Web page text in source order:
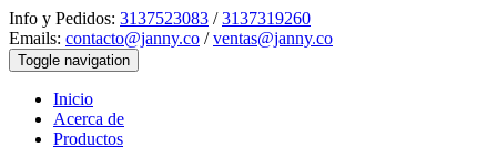
Info y Pedidos: 3137523083 /3137319260
Emails: contacto@janny.co /ventas@janny.co
Toggle navigation
Inicio
Acerca de
Productos